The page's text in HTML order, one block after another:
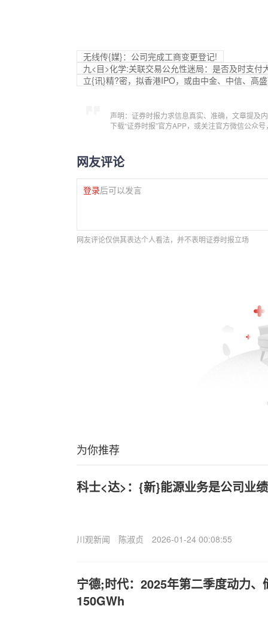
无线传{媒}：公司完成工商变更登记!
九<目>化学:关联交易公允性迷局：是否及时支
立{讯}精?密，拟香港IPO，或由中金、中信、高
声明：证券时报力求信息真实、准确，文章提及
下载“证券时报”官方APP，或关注官方微信公众
网友评论
登录后可以发言
网友评论仅供其表达个人看法，并不表明证券时报立场
为你推荐
科士<达>：{新}能源业务是公司业
川观新闻 陈淑贞 2026-01-24 00:08:55
宁德;时代：2025年第二季度动力、
150GWh